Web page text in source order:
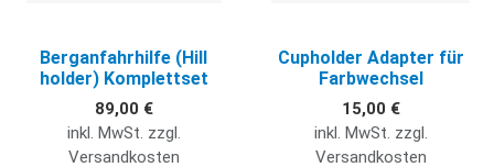
Berganfahrhilfe (Hill
holder) Komplettset
89,00 €
inkl. MwSt. zzgl.
Versandkosten
Cupholder Adapter für
Farbwechsel
15,00 €
inkl. MwSt. zzgl.
Versandkosten